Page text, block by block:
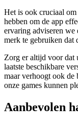
Het is ook cruciaal
hebben om de app
ervaring adviseren we
merk te gebruiken dat
Zorg er altijd voor dat
laatste beschikbare
maar verhoogt ook de
onze games kunnen
Aanbevolen